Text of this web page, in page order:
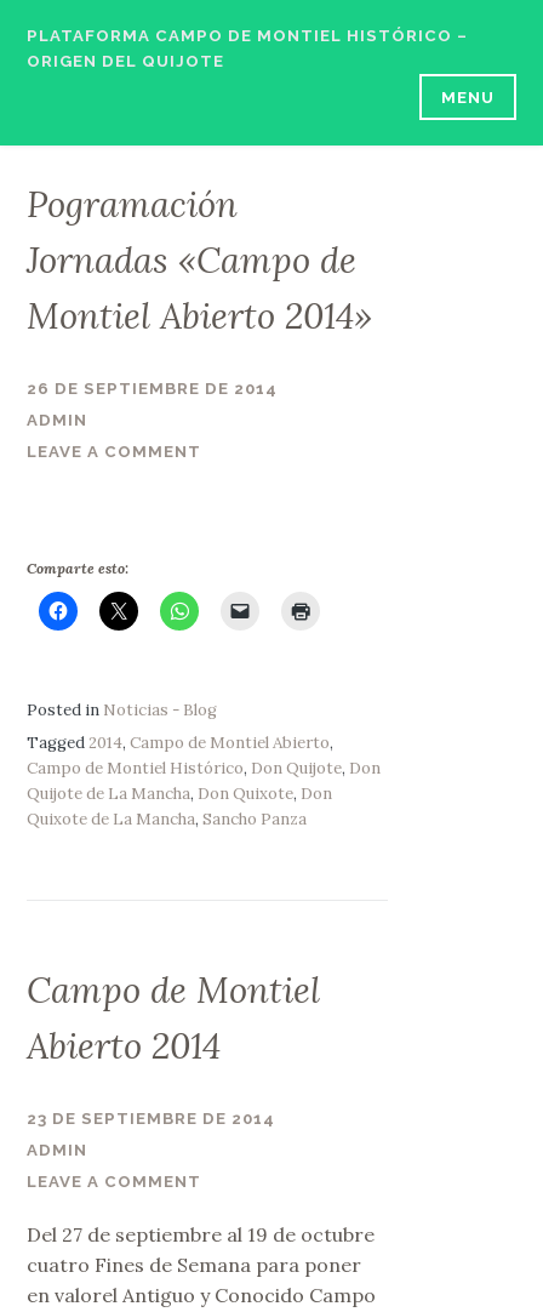
content
PLATAFORMA CAMPO DE MONTIEL HISTÓRICO –
ORIGEN DEL QUIJOTE
MENU
Pogramación
Jornadas «Campo de
Montiel Abierto 2014»
26 DE SEPTIEMBRE DE 2014
ADMIN
LEAVE A COMMENT
Comparte esto:
Posted in Noticias - Blog
Tagged2014,Campo de Montiel Abierto,
Campo de Montiel Histórico, Don Quijote, Don
Quijote de La Mancha, Don Quixote, Don
Quixote de La Mancha,Sancho Panza
Campo de Montiel
Abierto 2014
23 DE SEPTIEMBRE DE 2014
ADMIN
LEAVE A COMMENT
Del 27 de septiembre al 19 de octubre
cuatro Fines de Semana para poner
en valorel Antiguo y Conocido Campo